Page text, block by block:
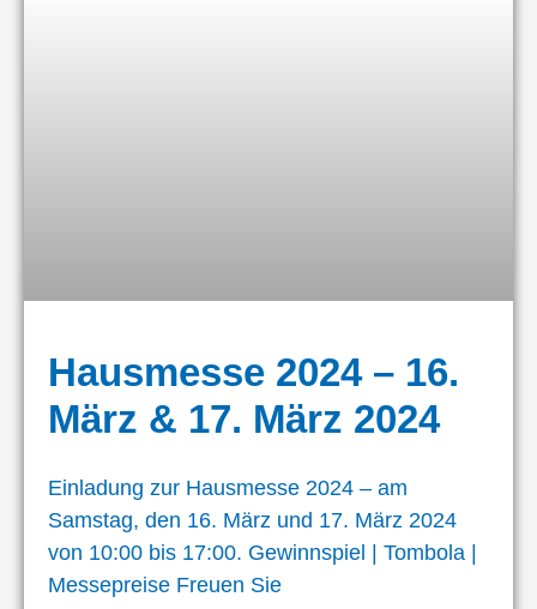
Hausmesse 2024 – 16.
März & 17. März 2024
Einladung zur Hausmesse 2024 – am
Samstag, den 16. März und 17. März 2024
von 10:00 bis 17:00. Gewinnspiel | Tombola |
Messepreise Freuen Sie